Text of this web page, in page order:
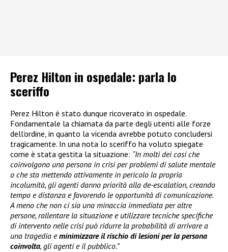
Perez Hilton in ospedale: parla lo
sceriffo
Perez Hilton è stato dunque ricoverato in ospedale.
Fondamentale la chiamata da parte degli utenti alle forze
dell’ordine, in quanto la vicenda avrebbe potuto concludersi
tragicamente. In una nota lo sceriffo ha voluto spiegate
come è stata gestita la situazione: “In molti dei casi che
coinvolgono una persona in crisi per problemi di salute mentale
o che sta mettendo attivamente in pericolo la propria
incolumità, gli agenti danno priorità alla de-escalation, creando
tempo e distanza e favorendo le opportunità di comunicazione.
A meno che non ci sia una minaccia immediata per altre
persone, rallentare la situazione e utilizzare tecniche specifiche
di intervento nelle crisi può ridurre la probabilità di arrivare a
una tragedia eminimizzare il rischio di lesioni per la persona
coinvolta, gli agenti e il pubblico.”